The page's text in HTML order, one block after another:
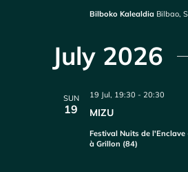
Bilboko Kalealdia Bilbao,
July 2026
SUN
19 MIZU
19 Jul, 19:30 -20:30
Festival Nuits de
à Grillon (84)